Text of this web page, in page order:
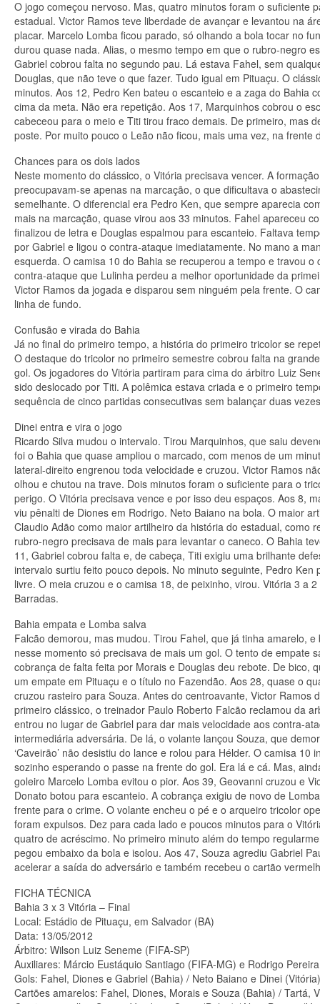
O jogo começou nervoso. Mas, quatro minutos foram o suficiente
estadual. Victor Ramos teve liberdade de avançar e levantou na
placar. Marcelo Lomba ficou parado, só olhando a bola tocar no
durou quase nada. Alias, o mesmo tempo em que o rubro-negro
Gabriel cobrou falta no segundo pau. Lá estava Fahel, sem
Douglas, que não teve o que fazer. Tudo igual em Pituaçu. O
minutos. Aos 12, Pedro Ken bateu o escanteio e a zaga do
cima da meta. Não era repetição. Aos 17, Marquinhos cobrou o
cabeceou para o meio e Titi tirou fraco demais. De primeiro, mas
poste. Por muito pouco o Leão não ficou, mais uma vez, na frente
Chances para os dois lados
Neste momento do clássico, o Vitória precisava vencer. A
preocupavam-se apenas na marcação, o que dificultava o
semelhante. O diferencial era Pedro Ken, que sempre aparecia
mais na marcação, quase virou aos 33 minutos. Fahel apareceu
finalizou de letra e Douglas espalmou para escanteio. Faltava
por Gabriel e ligou o contra-ataque imediatamente. No mano a
esquerda. O camisa 10 do Bahia se recuperou a tempo e travou
contra-ataque que Lulinha perdeu a melhor oportunidade da
Victor Ramos da jogada e disparou sem ninguém pela frente. O
linha de fundo.
Confusão e virada do Bahia
Já no final do primeiro tempo, a história do primeiro tricolor se
O destaque do tricolor no primeiro semestre cobrou falta na
gol. Os jogadores do Vitória partiram para cima do árbitro Luiz
sido deslocado por Titi. A polêmica estava criada e o primeiro
sequência de cinco partidas consecutivas sem balançar duas
Dinei entra e vira o jogo
Ricardo Silva mudou o intervalo. Tirou Marquinhos, que saiu
foi o Bahia que quase ampliou o marcado, com menos de um
lateral-direito engrenou toda velocidade e cruzou. Victor Ramos
olhou e chutou na trave. Dois minutos foram o suficiente para o
perigo. O Vitória precisava vence e por isso deu espaços. Aos 8,
viu pênalti de Diones em Rodrigo. Neto Baiano na bola. O maior
Claudio Adão como maior artilheiro da história do estadual,
rubro-negro precisava de mais para levantar o caneco. O Bahia
11, Gabriel cobrou falta e, de cabeça, Titi exigiu uma brilhante
intervalo surtiu feito pouco depois. No minuto seguinte, Pedro
livre. O meia cruzou e o camisa 18, de peixinho, virou. Vitória 3 a
Barradas.
Bahia empata e Lomba salva
Falcão demorou, mas mudou. Tirou Fahel, que já tinha amarelo,
nesse momento só precisava de mais um gol. O tento de empate
cobrança de falta feita por Morais e Douglas deu rebote. De bico,
um empate em Pituaçu e o título no Fazendão. Aos 28, quase o
cruzou rasteiro para Souza. Antes do centroavante, Victor
primeiro clássico, o treinador Paulo Roberto Falcão reclamou da
entrou no lugar de Gabriel para dar mais velocidade aos contra-
intermediária adversária. De lá, o volante lançou Souza, que
‘Caveirão’ não desistiu do lance e rolou para Hélder. O camisa
sozinho esperando o passe na frente do gol. Era lá e cá. Mas,
goleiro Marcelo Lomba evitou o pior. Aos 39, Geovanni cruzou e
Donato botou para escanteio. A cobrança exigiu de novo de
frente para o crime. O volante encheu o pé e o arqueiro tricolor
foram expulsos. Dez para cada lado e poucos minutos para o
quatro de acréscimo. No primeiro minuto além do tempo
pegou embaixo da bola e isolou. Aos 47, Souza agrediu Gabriel
acelerar a saída do adversário e também recebeu o cartão
FICHA TÉCNICA
Bahia 3 x 3 Vitória – Final
Local: Estádio de Pituaçu, em Salvador (BA)
Data: 13/05/2012
Árbitro: Wilson Luiz Seneme (FIFA-SP)
Auxiliares: Márcio Eustáquio Santiago (FIFA-MG) e Rodrigo
Gols: Fahel, Diones e Gabriel (Bahia) / Neto Baiano e Dinei (Vitória)
Cartões amarelos: Fahel, Diones, Morais e Souza (Bahia) / Tartá,